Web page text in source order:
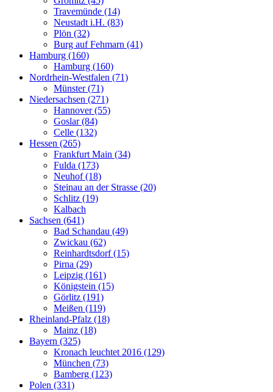
Travemünde (14)
Neustadt i.H. (83)
Plön (32)
Burg auf Fehmarn (41)
Hamburg (160)
Hamburg (160)
Nordrhein-Westfalen (71)
Münster (71)
Niedersachsen (271)
Hannover (55)
Goslar (84)
Celle (132)
Hessen (265)
Frankfurt Main (34)
Fulda (173)
Neuhof (18)
Steinau an der Strasse (20)
Schlitz (19)
Kalbach
Sachsen (641)
Bad Schandau (49)
Zwickau (62)
Reinhardtsdorf (15)
Pirna (29)
Leipzig (161)
Königstein (15)
Görlitz (191)
Meißen (119)
Rheinland-Pfalz (18)
Mainz (18)
Bayern (325)
Kronach leuchtet 2016 (129)
München (73)
Bamberg (123)
Polen (331)